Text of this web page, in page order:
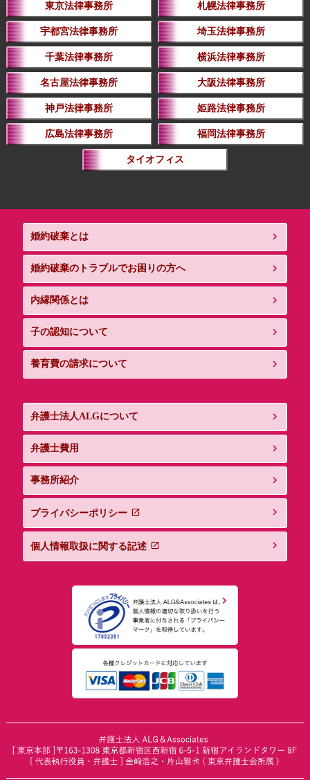
東京法律事務所 札幌法律事務所
宇都宮法律事務所 埼玉法律事務所
千葉法律事務所 横浜法律事務所
名古屋法律事務所 大阪法律事務所
神戸法律事務所 姫路法律事務所
広島法律事務所 福岡法律事務所
タイオフィス
婚約破棄とは
婚約破棄のトラブルでお困りの方へ
内縁関係とは
子の認知について
養育費の請求について
弁護士法人ALGについて
弁護士費用
事務所紹介
プライバシーポリシー
個人情報取扱に関する記述